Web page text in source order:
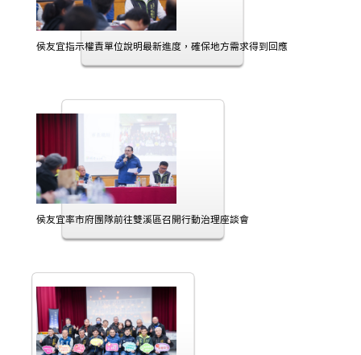
侯友宜指示權責單位說明最新進度，確保地方需求得到回應
侯友宜率市府團隊前往雙溪區召開行動治理座談會